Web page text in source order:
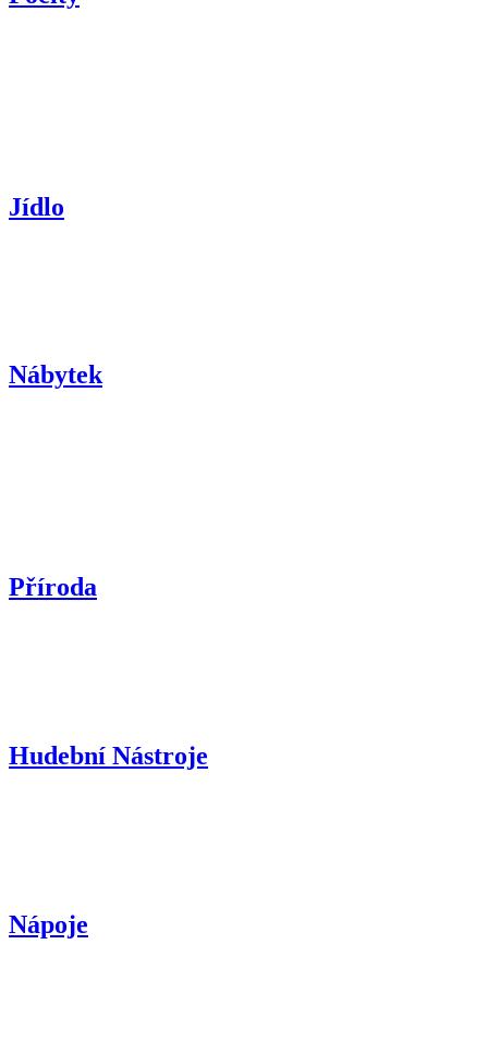
Jídlo
Nábytek
Příroda
Hudební Nástroje
Nápoje